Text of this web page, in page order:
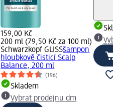
159,00 Kč
200 ml (79,50 Kč za 100 ml)
Schwarzkopf GLISSšampon
hloubkově čisticí Scalp
Balance, 200 ml
(196)
Skladem
Vybrat prodejnu dm